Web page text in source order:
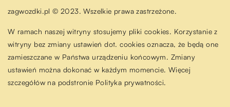
zagwozdki.pl © 2023. Wszelkie prawa zastrzeżone.
W ramach naszej witryny stosujemy pliki cookies. Korzystanie z
witryny bez zmiany ustawień dot. cookies oznacza, że będą one
zamieszczane w Państwa urządzeniu końcowym. Zmiany
ustawień można dokonać w każdym momencie. Więcej
szczegółów na podstronie Polityka prywatności.